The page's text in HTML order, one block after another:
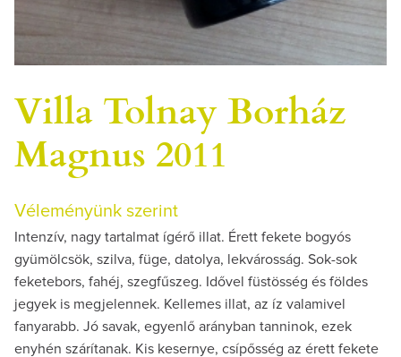
Villa Tolnay Borház
Magnus 2011
Véleményünk szerint
Intenzív, nagy tartalmat ígérő illat. Érett fekete bogyós
gyümölcsök, szilva, füge, datolya, lekvárosság. Sok-sok
feketebors, fahéj, szegfűszeg. Idővel füstösség és földes
jegyek is megjelennek. Kellemes illat, az íz valamivel
fanyarabb. Jó savak, egyenlő arányban tanninok, ezek
enyhén szárítanak. Kis kesernye, csípősség az érett fekete